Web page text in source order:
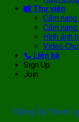
📸 Thư viện
Cẩm
Cẩm
Hình ảnh
Video
📞 Liên hệ
Sign Up
Join
Đăng ký tham